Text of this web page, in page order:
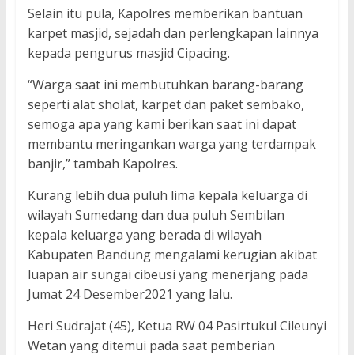
Selain itu pula, Kapolres memberikan bantuan
karpet masjid, sejadah dan perlengkapan lainnya
kepada pengurus masjid Cipacing.
“Warga saat ini membutuhkan barang-barang
seperti alat sholat, karpet dan paket sembako,
semoga apa yang kami berikan saat ini dapat
membantu meringankan warga yang terdampak
banjir,” tambah Kapolres.
Kurang lebih dua puluh lima kepala keluarga di
wilayah Sumedang dan dua puluh Sembilan
kepala keluarga yang berada di wilayah
Kabupaten Bandung mengalami kerugian akibat
luapan air sungai cibeusi yang menerjang pada
Jumat 24 Desember2021 yang lalu.
Heri Sudrajat (45), Ketua RW 04 Pasirtukul Cileunyi
Wetan yang ditemui pada saat pemberian